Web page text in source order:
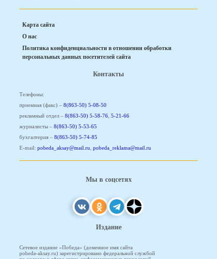
Карта сайта
О нас
Политика конфиденциальности в отношении обработки
персональных данных посетителей сайта
Контакты
Телефоны:
приемная (факс) – 8(863-50) 5-08-50
рекламный отдел – 8(863-50) 5-58-76, 5-21-66
журналисты – 8(863-50) 5-53-65
бухгалтерия – 8(863-50) 5-74-85
E-mail: pobeda_aksay@mail.ru, pobeda_reklama@mail.ru
Мы в соцсетях
Издание
Сетевое издание «Победа» (доменное имя сайта
pobeda-aksay.ru) зарегистрировано федеральной службой